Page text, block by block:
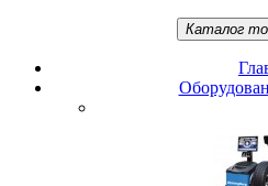
Каталог